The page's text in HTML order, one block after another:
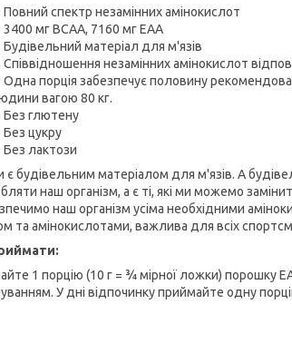
Повний спектр незамінних амінокислот
3400 мг BCAA, 7160 мг EAA
Будівельний матеріал для м'язів
Співвідношення незамінних амінокислот
Одна порція забезпечує половину
вагою 80 кг.
Без глютену
Без цукру
Без лактози
є будівельним матеріалом для м'язів. А
наш організм, а є ті, які ми можемо
наш організм усіма необхідними
та амінокислотами, важлива для всіх
1 порцію (10 г = ¾ мірної ложки) порошку
У дні відпочинку приймайте одну